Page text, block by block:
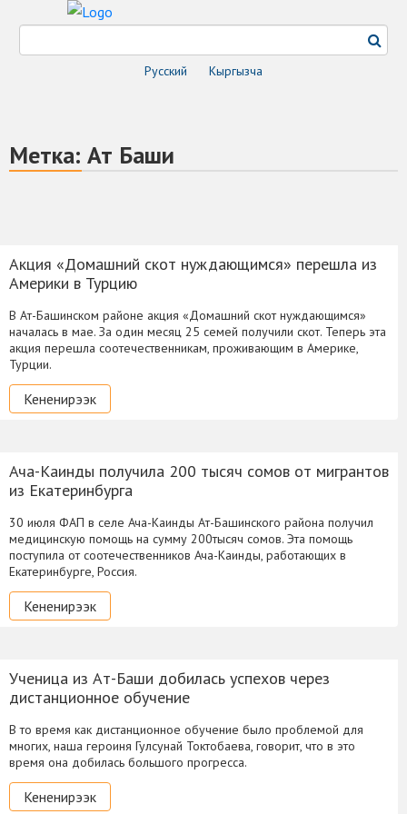
Русский Кыргызча
Метка: Ат Баши
Акция «Домашний скот нуждающимся» перешла из
Америки в Турцию
В Ат-Башинском районе акция «Домашний скот нуждающимся»
началась в мае. За один месяц 25 семей получили скот. Теперь эта
акция перешла соотечественникам, проживающим в Америке,
Турции.
Кененирээк
Ача-Каинды получила 200 тысяч сомов от мигрантов
из Екатеринбурга
30 июля ФАП в селе Ача-Каинды Ат-Башинского района получил
медицинскую помощь на сумму 200тысяч сомов. Эта помощь
поступила от соотечественников Ача-Каинды, работающих в
Екатеринбурге, Россия.
Кененирээк
Ученица из Ат-Баши добилась успехов через
дистанционное обучение
В то время как дистанционное обучение было проблемой для
многих, наша героиня Гулсунай Токтобаева, говорит, что в это
время она добилась большого прогресса.
Кененирээк